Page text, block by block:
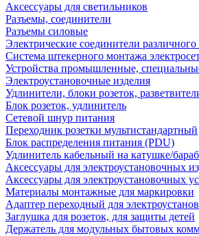
Аксессуары для светильников
Разъемы, соединители
Разъемы силовые
Электрические соединители различного
Система штекерного монтажа
Устройства промышленные,
Электроустановочные изделия
Удлинители, блоки розеток,
Блок розеток, удлинитель
Сетевой шнур питания
Переходник розетки мультистандартный
Блок распределения питания (PDU)
Удлинитель кабельный на катушке/
Аксессуары для электроустановочных
Аксессуары для электроустановочных
Материалы монтажные для маркировки
Адаптер переходный для
Заглушка для розеток, для защиты детей
Держатель для модульных бытовых